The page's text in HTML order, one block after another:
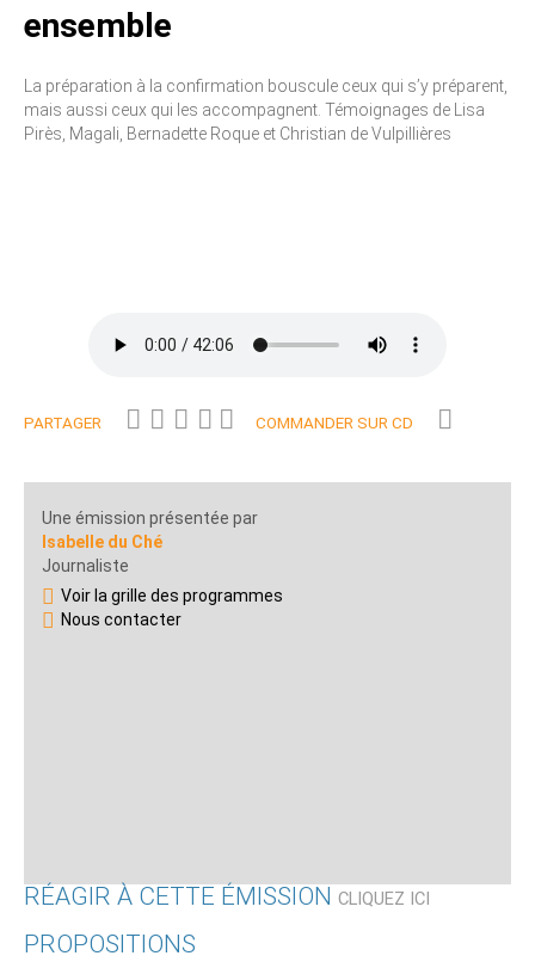
ensemble
La préparation à la confirmation bouscule ceux qui s’y préparent,
mais aussi ceux qui les accompagnent. Témoignages de Lisa
Pirès, Magali, Bernadette Roque et Christian de Vulpillières
PARTAGER COMMANDER SUR CD
Une émission présentée par
Isabelle du Ché
Journaliste
Voir la grille des programmes
Nous contacter
RÉAGIR À CETTE ÉMISSION CLIQUEZ ICI
PROPOSITIONS